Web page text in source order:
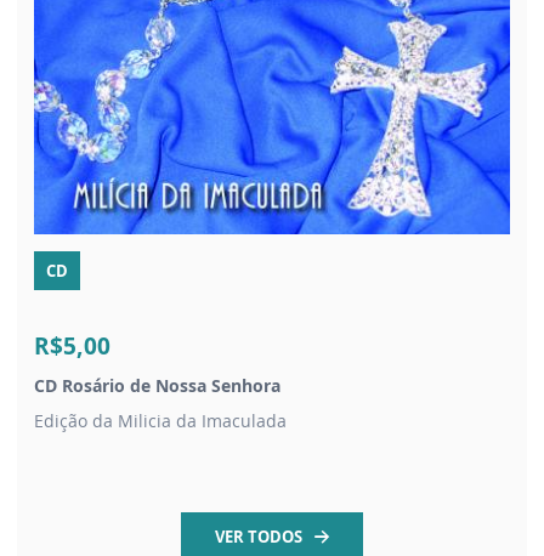
CD
R$5,00
CD Rosário de Nossa Senhora
Edição da Milicia da Imaculada
VER TODOS